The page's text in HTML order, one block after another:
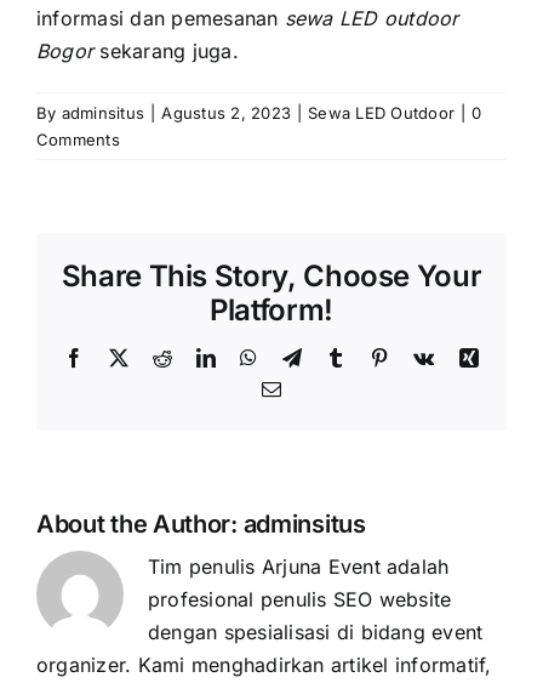
informasi dаn pemesanan sewa LED outdoor
Bogor sekarang juga.
By adminsitus Agustus 2, 2023 Sewa LED Outdoor
0
Comments
Share This Story, Choose Your
Platform!
Facebook
X RedditLinkedInWhatsApp
TelegramTumblr Pinterest
Vk
Xing
Email
About the Author: adminsitus
Tim penulis Arjuna Event adalah
profesional penulis SEO website
dengan spesialisasi di bidang event
organizer. Kami menghadirkan artikel informatif,